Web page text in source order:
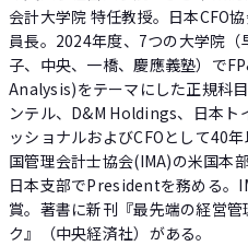
会計大学院 特任教授。日本CFO
員長。2024年度、7つの大学院
子、中央、一橋、慶應義塾）で
Analysis)をテーマにした正規科
ンテル、D&M Holdings、日本ト
ッショナルおよびCFOとして40
国管理会計士協会(IMA)の米国本
日本支部でPresidentを務める
賞。著書に新刊『最先端の経営
ク』（中央経済社）がある。